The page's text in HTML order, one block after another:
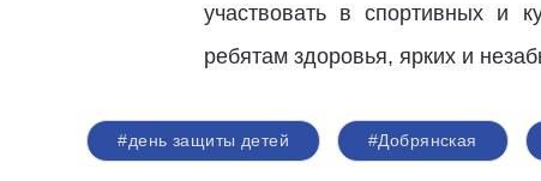
участвовать в спортивных и
ребятам здоровья, ярких и
#день защиты детей #Добрянская